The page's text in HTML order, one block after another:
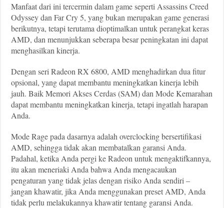
Manfaat dari ini tercermin dalam game seperti Assassins Creed
Odyssey dan Far Cry 5, yang bukan merupakan game generasi
berikutnya, tetapi terutama dioptimalkan untuk perangkat keras
AMD, dan menunjukkan seberapa besar peningkatan ini dapat
menghasilkan kinerja.
Dengan seri Radeon RX 6800, AMD menghadirkan dua fitur
opsional, yang dapat membantu meningkatkan kinerja lebih
jauh. Baik Memori Akses Cerdas (SAM) dan Mode Kemarahan
dapat membantu meningkatkan kinerja, tetapi ingatlah harapan
Anda.
Mode Rage pada dasarnya adalah overclocking bersertifikasi
AMD, sehingga tidak akan membatalkan garansi Anda.
Padahal, ketika Anda pergi ke Radeon untuk mengaktifkannya,
itu akan meneriaki Anda bahwa Anda mengacaukan
pengaturan yang tidak jelas dengan risiko Anda sendiri –
jangan khawatir, jika Anda menggunakan preset AMD, Anda
tidak perlu melakukannya khawatir tentang garansi Anda.